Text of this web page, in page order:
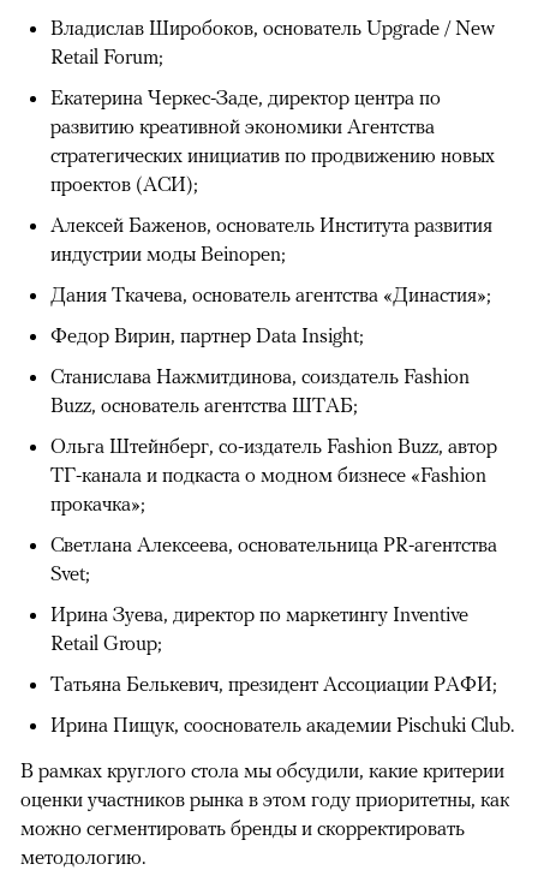
Владислав Широбоков, основатель Upgrade / New
Retail Forum;
Екатерина Черкес-Заде, директор центра по
развитию креативной экономики Агентства
стратегических инициатив по продвижению новых
проектов (АСИ);
Алексей Баженов, основатель Института развития
индустрии моды Beinopen;
Дания Ткачева, основатель агентства «Династия»;
Федор Вирин, партнер Data Insight;
Станислава Нажмитдинова, соиздатель Fashion
Buzz, основатель агентства ШТАБ;
Ольга Штейнберг, со-издатель Fashion Buzz, автор
ТГ-канала и подкаста о модном бизнесе «Fashion
прокачка»;
Светлана Алексеева, основательница PR-агентства
Svet;
Ирина Зуева, директор по маркетингу Inventive
Retail Group;
Татьяна Белькевич, президент Ассоциации РАФИ;
Ирина Пищук, сооснователь академии Pischuki Club.
В рамках круглого стола мы обсудили, какие критерии
оценки участников рынка в этом году приоритетны, как
можно сегментировать бренды и скорректировать
методологию.